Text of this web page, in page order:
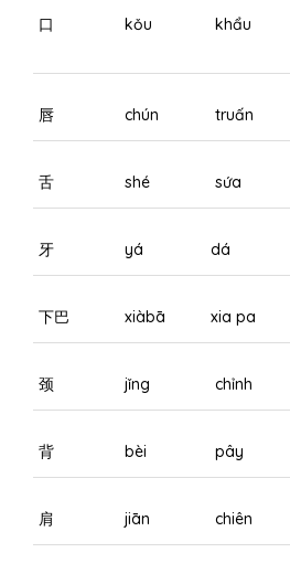
口 kǒu khẩu
唇 chún truấn
舌 shé sứa
牙 yá dá
下巴 xiàbā xia pa
颈 jǐng chỉnh
背 bèi pây
肩 jiān chiên